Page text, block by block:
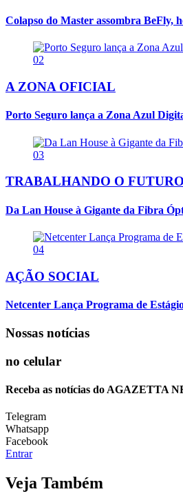
Colapso do Master assombra
02
A ZONA OFICIAL
Porto Seguro lança a Zona Azul
03
TRABALHANDO O
Da Lan House à Gigante da Fibra
04
AÇÃO SOCIAL
Netcenter Lança Programa de
Nossas notícias
no celular
Receba as notícias do AGAZETTA
Telegram
Whatsapp
Facebook
Entrar
Veja Também